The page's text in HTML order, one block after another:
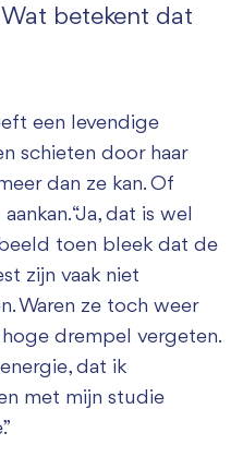
betekent dat
een levendige
schieten door haar
dan ze kan. Of
“Ja, dat is wel
toen bleek dat de
zijn vaak niet
Waren ze toch weer
drempel vergeten.
dat ik
met mijn studie